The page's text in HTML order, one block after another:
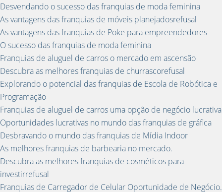
Desvendando o sucesso das franquias de moda feminina
As vantagens das franquias de móveis planejadosrefusal
As vantagens das franquias de Poke para empreendedores
O sucesso das franquias de moda feminina
Franquias de aluguel de carros o mercado em ascensão
Descubra as melhores franquias de churrascorefusal
Explorando o potencial das franquias de Escola de Robótica e
Programação
Franquias de aluguel de carros uma opção de negócio lucrativa
Oportunidades lucrativas no mundo das franquias de gráfica
Desbravando o mundo das franquias de Mídia Indoor
As melhores franquias de barbearia no mercado.
Descubra as melhores franquias de cosméticos para
investirrefusal
Franquias de Carregador de Celular Oportunidade de Negócio.